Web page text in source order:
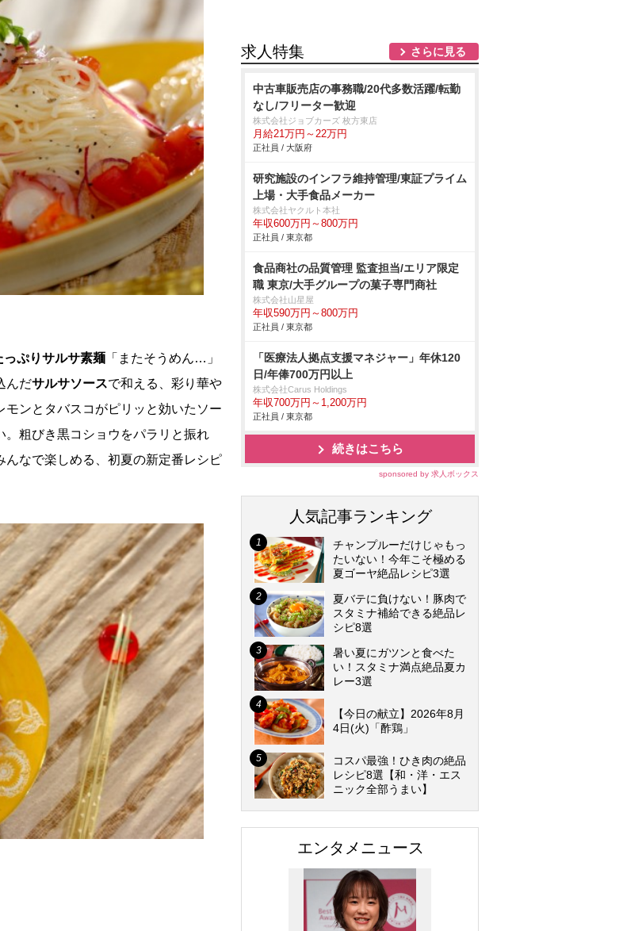
ぷりサルサ素麺 「またそうめん…」
んだサルサソースで和える、彩り華
ンとタバスコがピリッと効いたソー
。粗びき黒コショウをパラリと振れ
なで楽しめる、初夏の新定番レシピ
求人特集 さらに見る
中古車販売店の事務職/20代多数活躍/転勤
なし/フリーター歓迎
株式会社ジョブカーズ 枚方東店
月給21万円～22万円
正社員 / 大阪府
研究施設のインフラ維持管理/東証プライム
上場・大手食品メーカー
株式会社ヤクルト本社
年収600万円～800万円
正社員 / 東京都
食品商社の品質管理 監査担当/エリア限定
職 東京/大手グループの菓子専門商社
株式会社山星屋
年収590万円～800万円
正社員 / 東京都
「医療法人拠点支援マネジャー」年休120
日/年俸700万円以上
株式会社Carus Holdings
年収700万円～1,200万円
正社員 / 東京都
続きはこちら
sponsored by 求人ボックス
人気記事ランキング
チャンプルーだけじゃもっ
たいない！今年こそ極める
夏ゴーヤ絶品レシピ3選
夏バテに負けない！豚肉で
スタミナ補給できる絶品レ
シピ8選
暑い夏にガツンと食べた
い！スタミナ満点絶品夏カ
レー3選
【今日の献立】2026年8月
4日(火)「酢鶏」
コスパ最強！ひき肉の絶品
レシピ8選【和・洋・エス
ニック全部うまい】
エンタメニュース